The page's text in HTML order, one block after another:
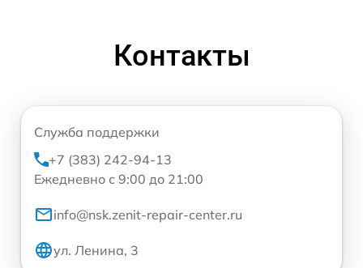
Контакты
Служба поддержки
+7 (383) 242-94-13
Ежедневно с 9:00 до 21:00
info@nsk.zenit-repair-center.ru
ул. Ленина, 3